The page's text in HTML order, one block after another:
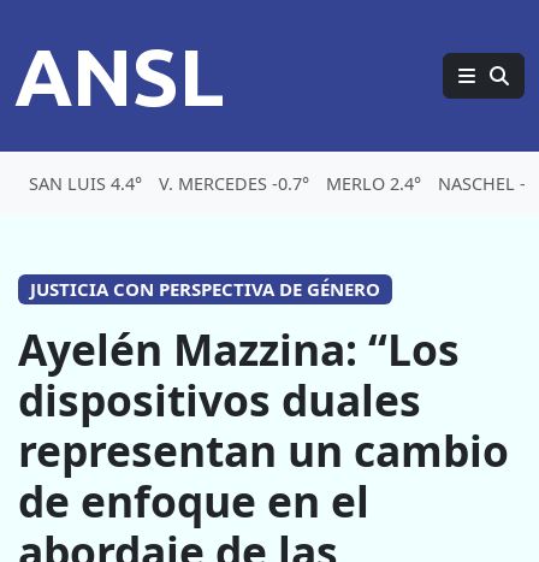
ANSL
SAN LUIS 4.4° V. MERCEDES -0.7° MERLO 2.4° NASCHEL -
JUSTICIA CON PERSPECTIVA DE GÉNERO
Ayelén Mazzina: “Los
dispositivos duales
representan un cambio
de enfoque en el